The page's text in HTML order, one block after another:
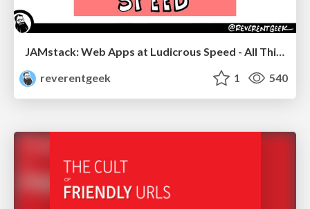
reverentgeek
1 540